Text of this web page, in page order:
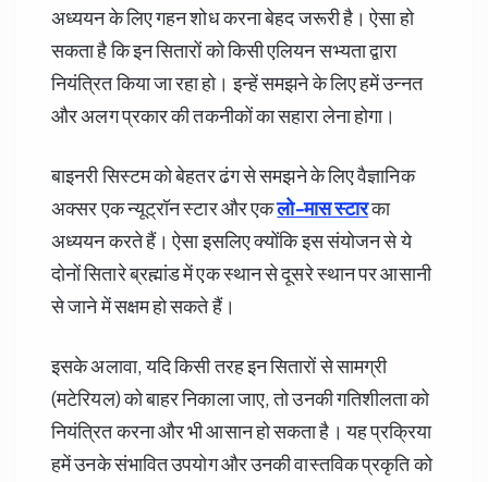
अध्ययन के लिए गहन शोध करना बेहद जरूरी है। ऐसा हो
सकता है कि इन सितारों को किसी एलियन सभ्यता द्वारा
नियंत्रित किया जा रहा हो। इन्हें समझने के लिए हमें उन्नत
और अलग प्रकार की तकनीकों का सहारा लेना होगा।
बाइनरी सिस्टम को बेहतर ढंग से समझने के लिए वैज्ञानिक
अक्सर एक न्यूट्रॉन स्टार और एकलो-मास स्टारका
अध्ययन करते हैं। ऐसा इसलिए क्योंकि इस संयोजन से ये
दोनों सितारे ब्रह्मांड में एक स्थान से दूसरे स्थान पर आसानी
से जाने में सक्षम हो सकते हैं।
इसके अलावा, यदि किसी तरह इन सितारों से सामग्री
(मटेरियल) को बाहर निकाला जाए, तो उनकी गतिशीलता को
नियंत्रित करना और भी आसान हो सकता है। यह प्रक्रिया
हमें उनके संभावित उपयोग और उनकी वास्तविक प्रकृति को